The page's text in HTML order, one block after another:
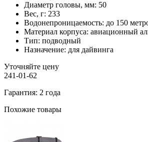
Диаметр головы, мм: 50
Вес, г: 233
Водонепроницаемость: до 150
Материал корпуса: авиационный
Тип: подводный
Назначение: для дайвинга
Уточняйте цену
241-01-62
Гарантия: 2 года
Похожие товары